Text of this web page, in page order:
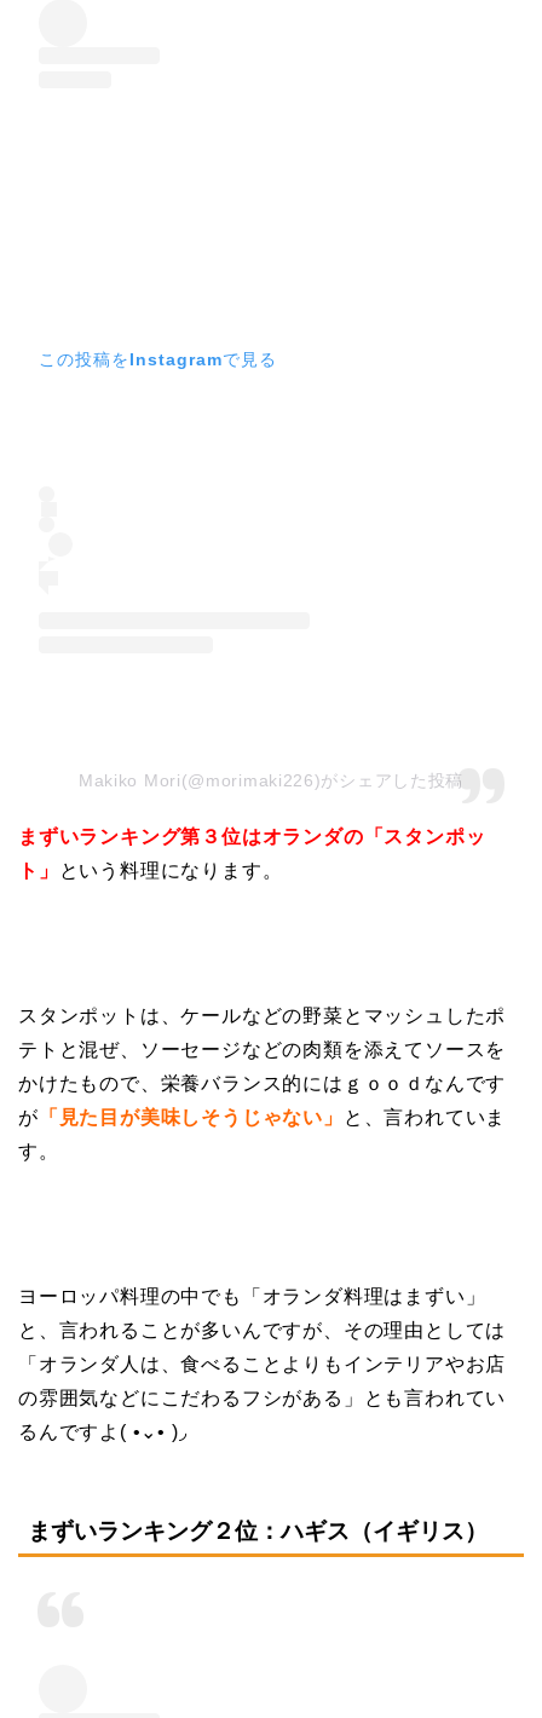
この投稿をInstagramで見る
Makiko Mori(@morimaki226)がシェアした投稿
まずいランキング第３位はオランダの「スタンポッ
ト」
という料理になります。
スタンポットは、ケールなどの野菜とマッシュしたポ
テトと混ぜ、ソーセージなどの肉類を添えてソースを
かけたもので、栄養バランス的にはｇｏｏｄなんです
が 「見た目が美味しそうじゃない」
と、言われていま
す。
ヨーロッパ料理の中でも「オランダ料理はまずい」
と、言われることが多いんですが、その理由としては
「オランダ人は、食べることよりもインテリアやお店
の雰囲気などにこだわるフシがある」とも言われてい
るんですよ( •⌄• )◞
まずいランキング２位：ハギス（イギリス）